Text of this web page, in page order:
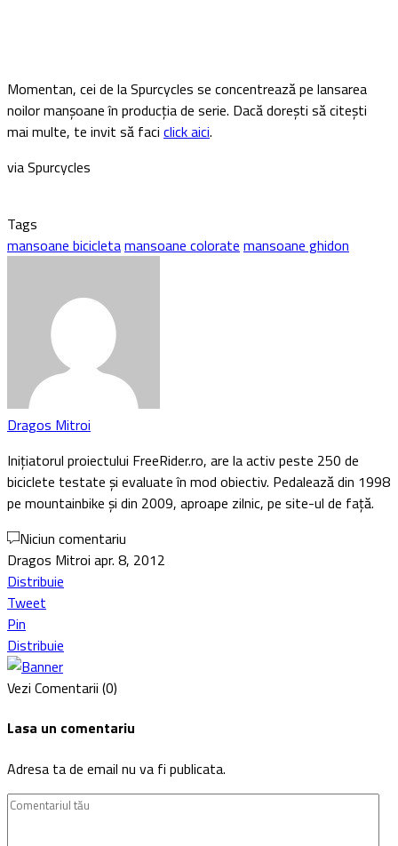
Momentan, cei de la Spurcycles se concentrează pe lansarea
noilor manșoane în producția de serie. Dacă dorești să citești
mai multe, te invit să faci click aici.
via Spurcycles
Tags
mansoane bicicletamansoane colorate mansoane ghidon
Dragos Mitroi
Inițiatorul proiectului FreeRider.ro, are la activ peste 250 de
biciclete testate și evaluate în mod obiectiv. Pedalează din 1998
pe mountainbike și din 2009, aproape zilnic, pe site-ul de față.
Niciun comentariu
Dragos Mitroi apr. 8, 2012
Distribuie
Tweet
Pin
Distribuie
Vezi Comentarii (0)
Lasa un comentariu
Adresa ta de email nu va fi publicata.